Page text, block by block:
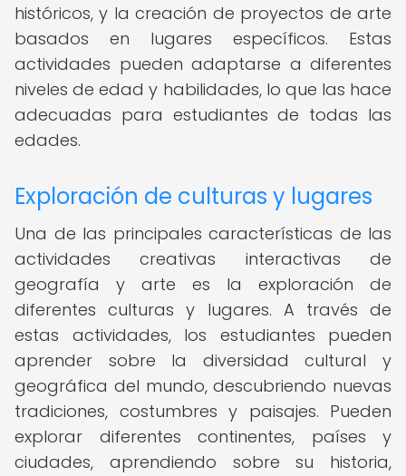
históricos, y la creación de proyectos de arte
basados en lugares específicos. Estas
actividades pueden adaptarse a diferentes
niveles de edad y habilidades, lo que las hace
adecuadas para estudiantes de todas las
edades.
Exploración de culturas y lugares
Una de las principales características de las
actividades creativas interactivas de
geografía y arte es la exploración de
diferentes culturas y lugares. A través de
estas actividades, los estudiantes pueden
aprender sobre la diversidad cultural y
geográfica del mundo, descubriendo nuevas
tradiciones, costumbres y paisajes. Pueden
explorar diferentes continentes, países y
ciudades, aprendiendo sobre su historia,